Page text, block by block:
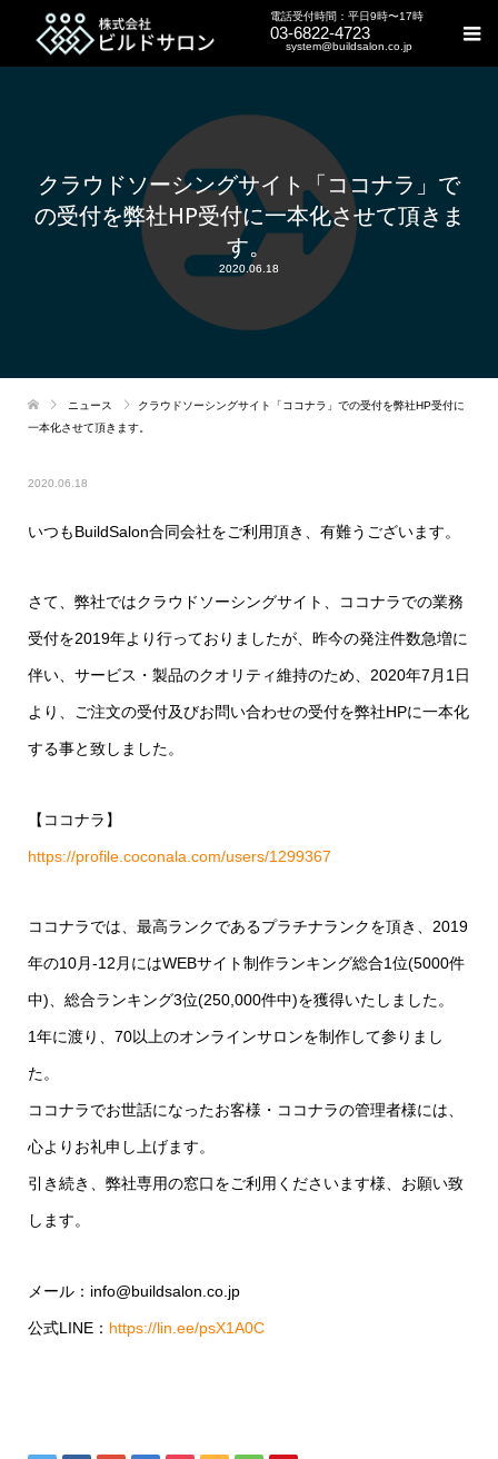
電話受付時間：平日9時〜17時
03-6822-4723
system@buildsalon.co.jp
クラウドソーシングサイト「ココナラ」で
の受付を弊社HP受付に一本化させて頂きま
す。
2020.06.18
ニュース
クラウドソーシングサイト「ココナラ」での受付を弊社HP受付に
一本化させて頂きます。
2020.06.18
いつもBuildSalon合同会社をご利用頂き、有難うございます。
さて、弊社ではクラウドソーシングサイト、ココナラでの業務
受付を2019年より行っておりましたが、昨今の発注件数急増に
伴い、サービス・製品のクオリティ維持のため、2020年7月1日
より、ご注文の受付及びお問い合わせの受付を弊社HPに一本化
する事と致しました。
【ココナラ】
https://profile.coconala.com/users/1299367
ココナラでは、最高ランクであるプラチナランクを頂き、2019
年の10月-12月にはWEBサイト制作ランキング総合1位(5000件
中)、総合ランキング3位(250,000件中)を獲得いたしました。
1年に渡り、70以上のオンラインサロンを制作して参りまし
た。
ココナラでお世話になったお客様・ココナラの管理者様には、
心よりお礼申し上げます。
引き続き、弊社専用の窓口をご利用くださいます様、お願い致
します。
メール：info@buildsalon.co.jp
公式LINE： https://lin.ee/psX1A0C